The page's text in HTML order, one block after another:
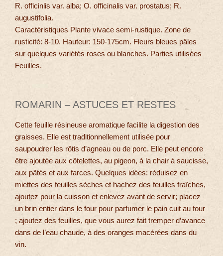
R. officinlis var. alba; O. officinalis var. prostatus; R.
augustifolia.
Caractéristiques Plante vivace semi-rustique. Zone de
rusticité: 8-10. Hauteur: 150-175cm. Fleurs bleues pâles
sur quelques variétés roses ou blanches. Parties utilisées
Feuilles.
ROMARIN – ASTUCES ET RESTES
Cette feuille résineuse aromatique facilite la digestion des
graisses. Elle est traditionnellement utilisée pour
saupoudrer les rôtis d’agneau ou de porc. Elle peut encore
être ajoutée aux côtelettes, au pigeon, à la chair à saucisse,
aux pâtés et aux farces. Quelques idées: réduisez en
miettes des feuilles sèches et hachez des feuilles fraîches,
ajoutez pour la cuisson et enlevez avant de servir; placez
un brin entier dans le four pour parfumer le pain cuit au four
; ajoutez des feuilles, que vous aurez fait tremper d’avance
dans de l’eau chaude, à des oranges macérées dans du
vin.